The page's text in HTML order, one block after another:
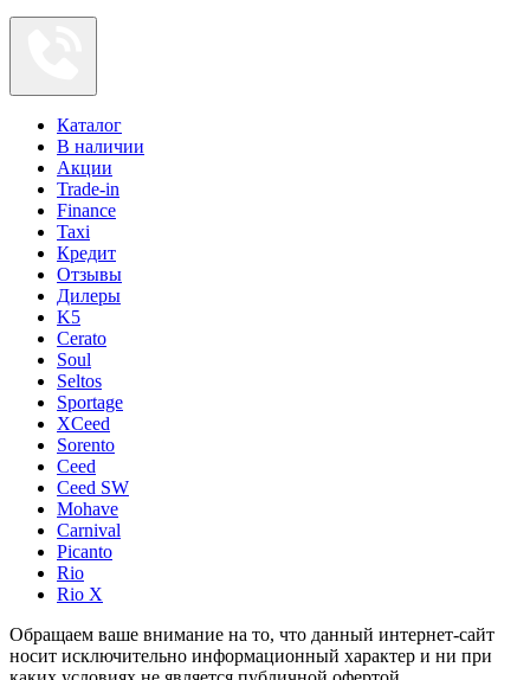
Каталог
В наличии
Акции
Trade-in
Finance
Taxi
Кредит
Отзывы
Дилеры
K5
Cerato
Soul
Seltos
Sportage
XCeed
Sorento
Ceed
Ceed SW
Mohave
Carnival
Picanto
Rio
Rio X
Обращаем ваше внимание на то, что данный интернет-сайт
носит исключительно информационный характер и ни при